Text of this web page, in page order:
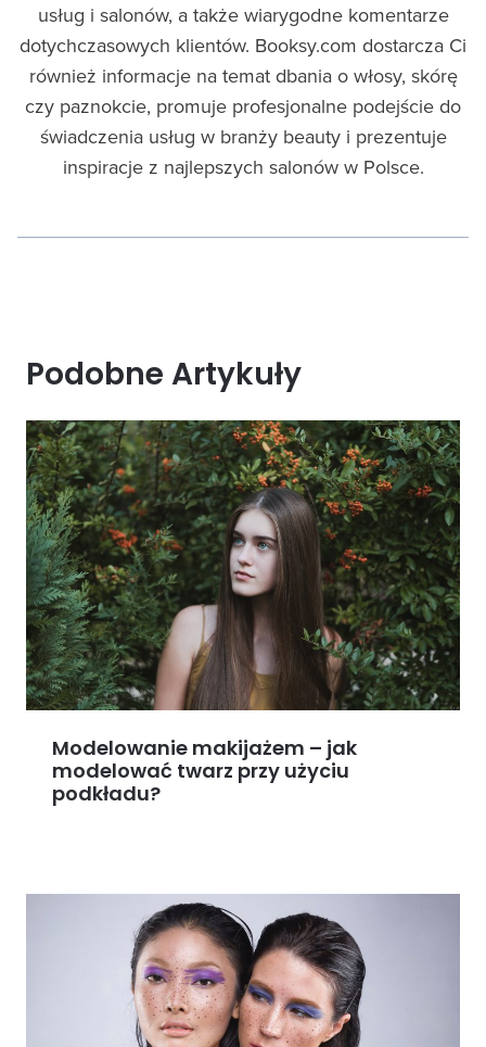
usług i salonów, a także wiarygodne komentarze
dotychczasowych klientów. Booksy.com dostarcza Ci
również informacje na temat dbania o włosy, skórę
czy paznokcie, promuje profesjonalne podejście do
świadczenia usług w branży beauty i prezentuje
inspiracje z najlepszych salonów w Polsce.
Podobne Artykuły
Modelowanie makijażem – jak
modelować twarz przy użyciu
podkładu?